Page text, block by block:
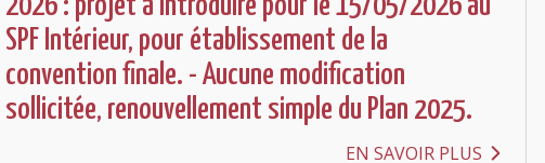
SPF Intérieur, pour établissement de la
convention finale. - Aucune modification
sollicitée, renouvellement simple du Plan 2025.
EN SAVOIR PLUS